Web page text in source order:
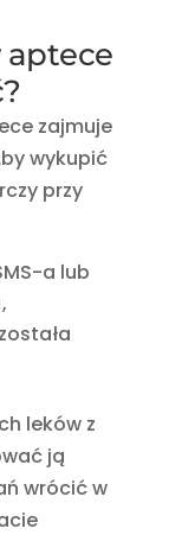
aptece
zajmuje
wykupić
przy
a lub
leków z
ją
wrócić w